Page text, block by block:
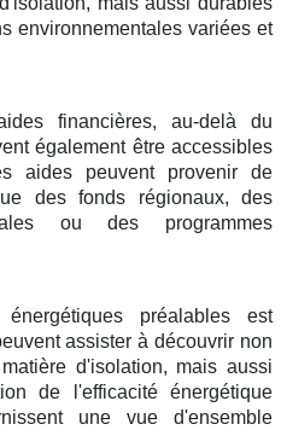
environnementales variées et
financières, au-delà du
également être accessibles
aides peuvent provenir de
des fonds régionaux, des
ou des programmes
préalables est
assister à découvrir non
d'isolation, mais aussi
de l'efficacité énergétique
une vue d'ensemble